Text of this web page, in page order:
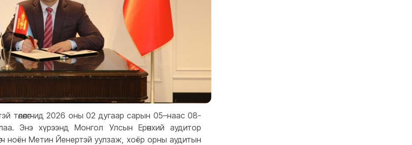
төлөөлөгчид 2026 оны 02 дугаар сарын 05–наас 08-
Энэ хүрээнд Монгол Улсын Ерөнхий аудитор
ноён Метин Йенертэй уулзаж, хоёр орны аудитын